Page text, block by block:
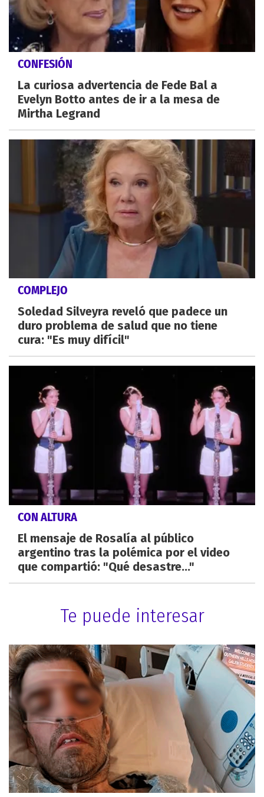
CONFESIÓN
La curiosa advertencia de Fede Bal a
Evelyn Botto antes de ir a la mesa de
Mirtha Legrand
COMPLEJO
Soledad Silveyra reveló que padece un
duro problema de salud que no tiene
cura: "Es muy difícil"
CON ALTURA
El mensaje de Rosalía al público
argentino tras la polémica por el video
que compartió: "Qué desastre..."
Te puede interesar